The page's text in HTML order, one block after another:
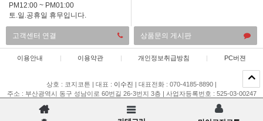
PM12:00 ~ PM01:00
토.일.공휴일 휴무입니다.
고객센터 연결 상품문의 게시판
이용안내 | 이용약관 | 개인정보취급방침 | PC버젼
상호 : 코지코튼 | 대표 : 이수진 | 대표전화 : 070-4185-8890 |
주소 : 부산광역시 동구 성남이로 60번길 26-3번지 3층 | 사업자등록번호 : 525-03-00247
개인정보관리책임자 : 이채은
코지코튼ALL RIGHTS RESERVED.